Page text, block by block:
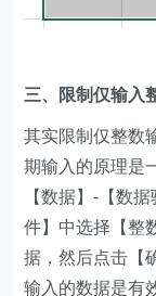
三、限制仅输入
其实限制仅整数
期输入的原理是
【数据】-【数
件】中选择【整
据，然后点击【
输入的数据是有